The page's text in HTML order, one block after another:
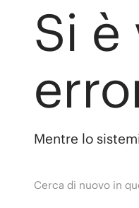
Si
Mentre lo
Cerca di nuovo in